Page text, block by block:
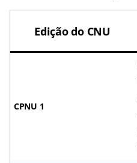
Edição do CNU
CPNU 1